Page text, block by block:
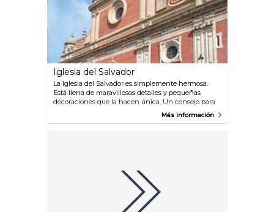
Iglesia del Salvador
La Iglesia del Salvador es simplemente hermosa.
Está llena de maravillosos detalles y pequeñas
decoraciones que la hacen única. Un consejo para
evitar la cola es primero visitar esta iglesia y luego la
Más información